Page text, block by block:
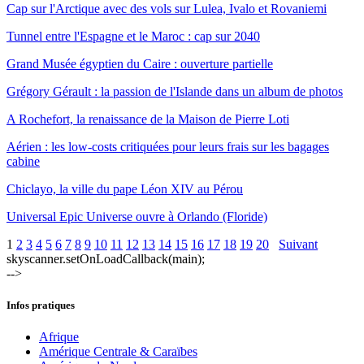
Cap sur l'Arctique avec des vols sur Lulea, Ivalo et Rovaniemi
Tunnel entre l'Espagne et le Maroc : cap sur 2040
Grand Musée égyptien du Caire : ouverture partielle
Grégory Gérault : la passion de l'Islande dans un album de photos
A Rochefort, la renaissance de la Maison de Pierre Loti
Aérien : les low-costs critiquées pour leurs frais sur les bagages
cabine
Chiclayo, la ville du pape Léon XIV au Pérou
Universal Epic Universe ouvre à Orlando (Floride)
1 2 3 4 5 6 7 8 9 10 11 12 13 14 15 16 17 18 19 20
Suivant
skyscanner.setOnLoadCallback(main);
-->
Infos pratiques
Afrique
Amérique Centrale & Caraïbes